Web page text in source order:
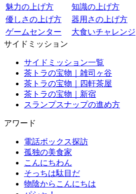
魅力の上げ方
知識の上げ方
優しさの上げ方
器用さの上げ方
ゲームセンター
大食いチャレンジ
サイドミッション
サイドミッション一覧
茶トラの宝物｜雑司ヶ谷
茶トラの宝物｜四軒茶屋
茶トラの宝物｜新宿
スランプスナップの進め方
アワード
電話ボックス探訪
孤独の美食家
こんにちわん
そっちは駄目だ
物陰からこんにちは